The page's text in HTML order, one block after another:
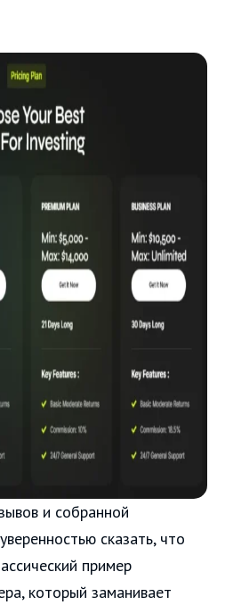
и собранной
сказать, что
пример
который заманивает